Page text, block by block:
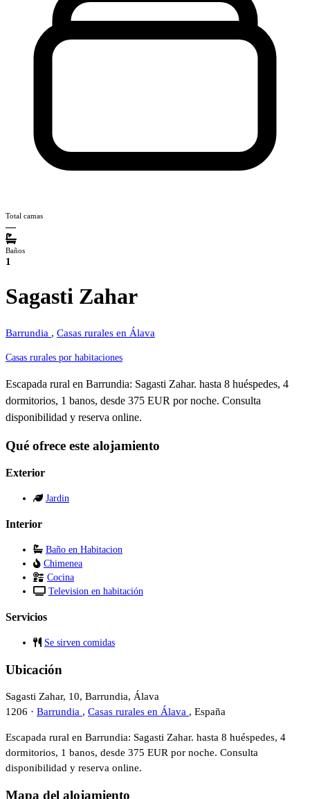
Total camas
—
Baños
1
Sagasti Zahar
Barrundia , Casas rurales en Álava
Casas rurales por habitaciones
Escapada rural en Barrundia: Sagasti Zahar. hasta 8 huéspedes, 4
dormitorios, 1 banos, desde 375 EUR por noche. Consulta
disponibilidad y reserva online.
Qué ofrece este alojamiento
Exterior
Jardin
Interior
Baño en Habitacion
Chimenea
Cocina
Television en habitación
Servicios
Se sirven comidas
Ubicación
Sagasti Zahar, 10, Barrundia, Álava
1206 · Barrundia , Casas rurales en Álava , España
Escapada rural en Barrundia: Sagasti Zahar. hasta 8 huéspedes, 4
dormitorios, 1 banos, desde 375 EUR por noche. Consulta
disponibilidad y reserva online.
Mapa del alojamiento